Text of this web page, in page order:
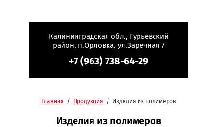
+7 (963) 738-64-29
Калининградская обл., Гурьевский
район, п.Орловка, ул.Заречная 7
Главная / Продукция / Изделия из полимеров
Изделия из полимеров